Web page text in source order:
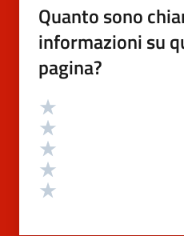
Quanto sono
informazioni su
pagina?
Valutazione